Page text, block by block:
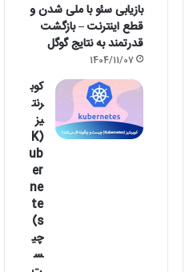
بازیابی سئو با ملی شدن و
قطع اینترنت – بازگشت
قدرتمند به نتایج گوگل
1404/11/07
کوب
رنت
یز
(K
ub
er
ne
te
s)
چی
س